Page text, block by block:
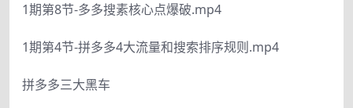
1期第8节-多多搜素核心点爆破.mp4
1期第4节-拼多多4大流量和搜索排序规则.mp4
拼多多三大黑车